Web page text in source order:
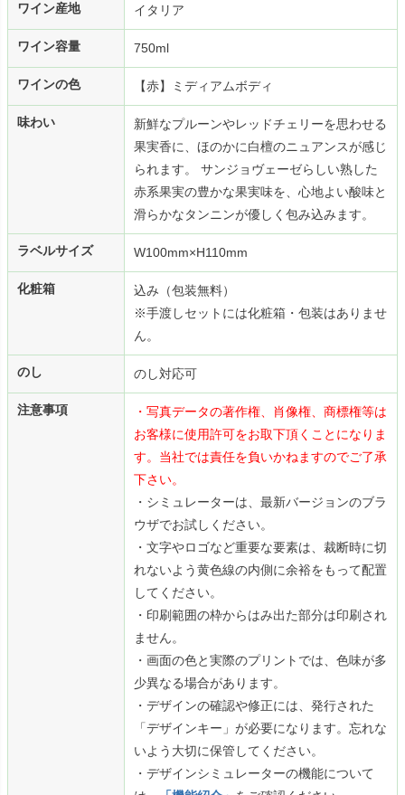
ワイン産地 イタリア
ワイン容量 750ml
ワインの色 【赤】ミディアムボディ
味わい
新鮮なプルーンやレッドチェリーを思わせる
果実香に、ほのかに白檀のニュアンスが感じ
られます。 サンジョヴェーゼらしい熟した
赤系果実の豊かな果実味を、心地よい酸味と
滑らかなタンニンが優しく包み込みます。
ラベルサイズ W100mm×H110mm
化粧箱
込み（包装無料）
※手渡しセットには化粧箱・包装はありませ
ん。
のし のし対応可
注意事項
・写真データの著作権、肖像権、商標権等は
お客様に使用許可をお取下頂くことになりま
す。当社では責任を負いかねますのでご了承
下さい。
・シミュレーターは、最新バージョンのブラ
ウザでお試しください。
・文字やロゴなど重要な要素は、裁断時に切
れないよう黄色線の内側に余裕をもって配置
してください。
・印刷範囲の枠からはみ出た部分は印刷され
ません。
・画面の色と実際のプリントでは、色味が多
少異なる場合があります。
・デザインの確認や修正には、発行された
「デザインキー」が必要になります。忘れな
いよう大切に保管してください。
・デザインシミュレーターの機能について